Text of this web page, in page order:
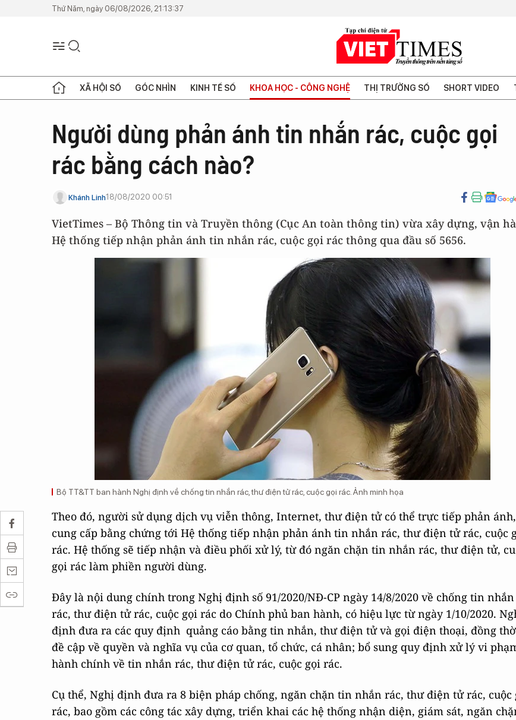
Thứ Năm, ngày 06/08/2026, 21:13:37
XÃ HỘI SỐ GÓC NHÌN KINH TẾ SỐ KHOA HỌC - CÔNG NGHỆ THỊ TRƯỜNG SỐ SHORT VIDEO
Người dùng phản ánh tin nhắn rác, cuộc gọi
rác bằng cách nào?
Khánh Linh18/08/2020 00:51
VietTimes – Bộ Thông tin và Truyền thông (Cục An toàn thông tin) vừa xây dựng, vận
Hệ thống tiếp nhận phản ánh tin nhắn rác, cuộc gọi rác thông qua đầu số 5656.
Bộ TT&TT ban hành Nghị định về chống tin nhắn rác, thư điện tử rác, cuộc gọi rác. Ảnh minh họa
Theo đó, người sử dụng dịch vụ viễn thông, Internet, thư điện tử có thể trực tiếp phản ánh,
cung cấp bằng chứng tới Hệ thống tiếp nhận phản ánh tin nhắn rác, thư điện tử rác, cuộc
rác. Hệ thống sẽ tiếp nhận và điều phối xử lý, từ đó ngăn chặn tin nhắn rác, thư điện tử,
gọi rác làm phiền người dùng.
Đây là nội dung chính trong Nghị định số 91/2020/NĐ-CP ngày 14/8/2020 về chống tin nhắn
rác, thư điện tử rác, cuộc gọi rác do Chính phủ ban hành, có hiệu lực từ ngày 1/10/2020.
định đưa ra các quy định quảng cáo bằng tin nhắn, thư điện tử và gọi điện thoại, đồng
đề cập về quyền và nghĩa vụ của cơ quan, tổ chức, cá nhân; bổ sung quy định xử lý vi
hành chính về tin nhắn rác, thư điện tử rác, cuộc gọi rác.
Cụ thể, Nghị định đưa ra 8 biện pháp chống, ngăn chặn tin nhắn rác, thư điện tử rác, cuộc
rác, bao gồm các công tác xây dựng, triển khai các hệ thống nhận diện, giám sát, ngăn